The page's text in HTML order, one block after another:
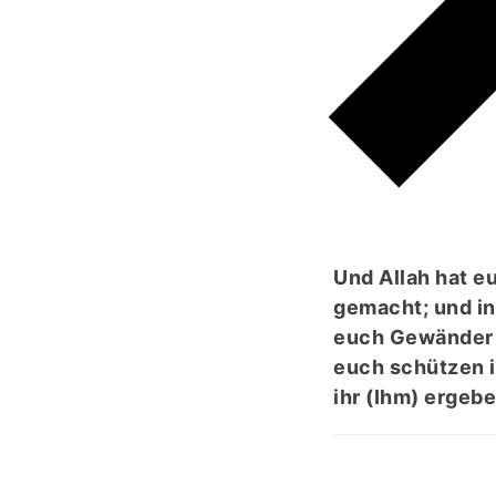
Und Allah hat
gemacht; und
euch
euch schützen
ihr (Ihm)